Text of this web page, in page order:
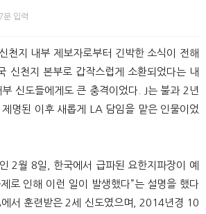
색
입력
지 내부 제보자로부터 긴박한 소식이 전해
신천지 본부로 갑작스럽게 소환되었다는 내
신도들에게도 큰 충격이었다. J는 불과 2년
명된 이후 새롭게 LA 담임을 맡은 인물이었
2월 8일, 한국에서 급파된 요한지파장이 예
로 인해 이런 일이 발생했다”는 설명을 했다
에서 훈련받은 2세 신도였으며, 2014년경 10